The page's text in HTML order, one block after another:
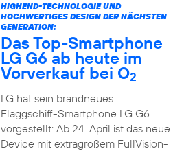
HIGHEND-TECHNOLOGIE UND
HOCHWERTIGES DESIGN DER NÄCHSTEN
GENERATION:
Das Top-Smartphone
LG G6 ab heute im
Vorverkauf bei O2
LG hat sein brandneues
Flaggschiff-Smartphone LG G6
vorgestellt: Ab 24. April ist das neue
Device mit extragroßem FullVision-